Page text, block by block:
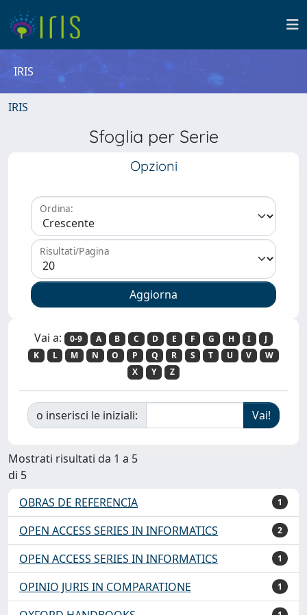
IRIS
IRIS
Sfoglia per Serie
Opzioni
Ordina:
Risultati/Pagina
Vai a: 0-9 A B C D E F G H I
J
K
L M N O P Q R S T U V
W
X
Y Z
o inserisci le iniziali:
Mostrati risultati da 1 a 5
di 5
OBRAS DE REFERENCIA
1
OPEN ACCESS SERIES IN INFORMATICS 2
OPEN ACCESS SERIES IN INFORMATICS 1
OPINIO JURIS IN COMPARATIONE 1